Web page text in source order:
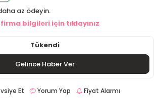
az ödeyin.
bilgileri için tıklayınız
Tükendi
Gelince Haber Ver
Et Yorum Yap Fiyat Alarmı